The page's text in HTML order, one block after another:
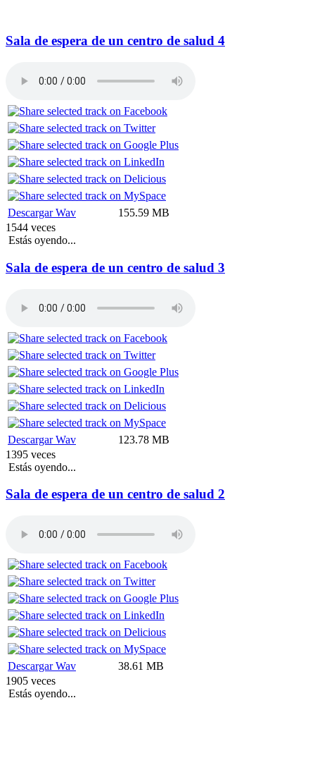
Sala de espera de un centro de salud 4
Descargar Wav
155.59 MB
1544 veces
Estás oyendo...
Sala de espera de un centro de salud 3
Descargar Wav
123.78 MB
1395 veces
Estás oyendo...
Sala de espera de un centro de salud 2
Descargar Wav
38.61 MB
1905 veces
Estás oyendo...